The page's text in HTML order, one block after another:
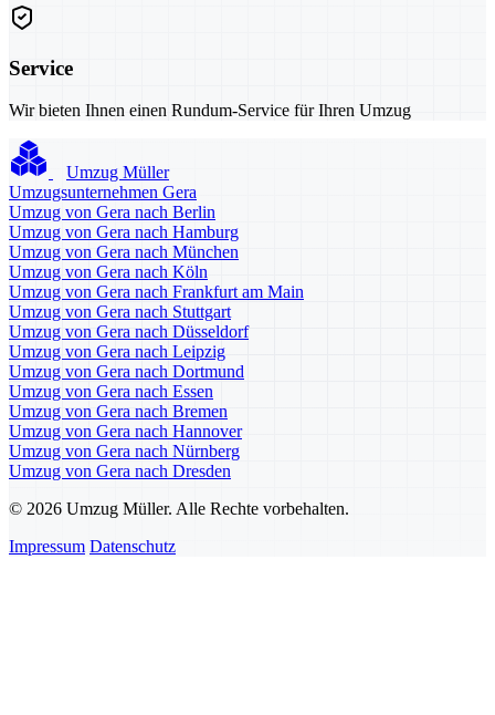
Service
Wir bieten Ihnen einen Rundum-Service für Ihren Umzug
Umzug Müller
Umzugsunternehmen Gera
Umzug von Gera nach Berlin
Umzug von Gera nach Hamburg
Umzug von Gera nach München
Umzug von Gera nach Köln
Umzug von Gera nach Frankfurt am Main
Umzug von Gera nach Stuttgart
Umzug von Gera nach Düsseldorf
Umzug von Gera nach Leipzig
Umzug von Gera nach Dortmund
Umzug von Gera nach Essen
Umzug von Gera nach Bremen
Umzug von Gera nach Hannover
Umzug von Gera nach Nürnberg
Umzug von Gera nach Dresden
© 2026 Umzug Müller. Alle Rechte vorbehalten.
Impressum Datenschutz